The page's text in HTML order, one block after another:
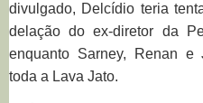
divulgado, Delcídio teria
delação do ex-diretor da
enquanto Sarney, Renan e
toda a Lava Jato.